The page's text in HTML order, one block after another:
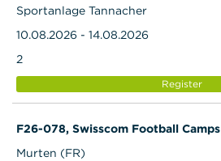
Sportanlage Tannacher
10.08.2026 - 14.08.2026
2
Register
F26-078, Swisscom Football Camps
Murten (FR)